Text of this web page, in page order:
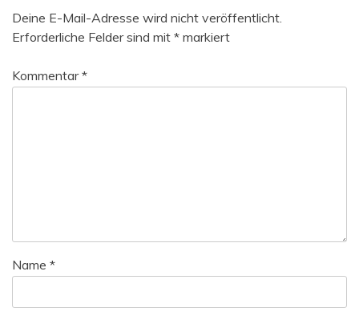
Deine E-Mail-Adresse wird nicht veröffentlicht.
Erforderliche Felder sind mit * markiert
Kommentar*
Name *